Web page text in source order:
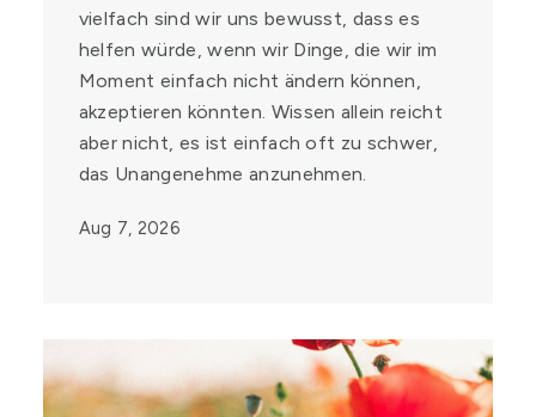
vielfach sind wir uns bewusst, dass es
helfen würde, wenn wir Dinge, die wir im
Moment einfach nicht ändern können,
akzeptieren könnten. Wissen allein reicht
aber nicht, es ist einfach oft zu schwer,
das Unangenehme anzunehmen.
Aug 7, 2026